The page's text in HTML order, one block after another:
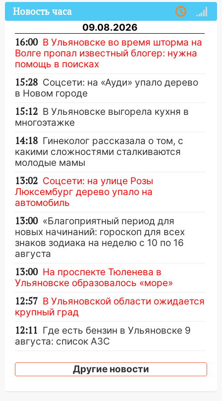
Новость часа
09.08.2026
16:00 В Ульяновске во время шторма на
Волге пропал известный блогер: нужна
помощь в поисках
15:28 Соцсети: на «Ауди» упало дерево
в Новом городе
15:12 В Ульяновске выгорела кухня в
многоэтажке
14:18 Гинеколог рассказала о том, с
какими сложностями сталкиваются
молодые мамы
13:02 Соцсети: на улице Розы
Люксембург дерево упало на
автомобиль
13:00 «Благоприятный период для
новых начинаний: гороскоп для всех
знаков зодиака на неделю с 10 по 16
августа
13:00 На проспекте Тюленева в
Ульяновске образовалось «море»
12:57 В Ульяновской области ожидается
крупный град
12:11 Где есть бензин в Ульяновске 9
августа: список АЗС
11:55 Соцсети: светофор упал на
машину во время сильного ливня в
Другие новости